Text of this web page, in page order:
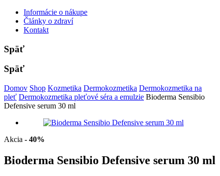
Informácie o nákupe
Články o zdraví
Kontakt
Späť
Späť
Domov Shop Kozmetika Dermokozmetika Dermokozmetika na
pleť Dermokozmetika pleťové séra a emulzie Bioderma Sensibio
Defensive serum 30 ml
Akcia - 40%
Bioderma Sensibio Defensive serum 30 ml